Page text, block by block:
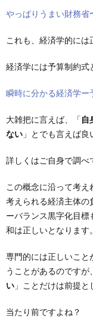
やっぱりうまい財務省
これも、経済学的には
経済学には予算制約式
瞬時に分かる経済学ー
大雑把に言えば、「自
ない 」とでも言えば良
詳しくはご自身で調べ
この概念に沿って考
考えられる経済主体の
ーバランス黒字化目
和は正しいとなります。
専門的には正しいこと
うことがあるのです
い 」ことだけは前提と
当たり前ですよね？